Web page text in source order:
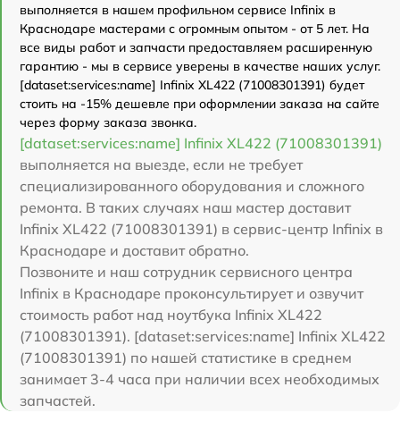
выполняется в нашем профильном сервисе Infinix в
Краснодаре мастерами с огромным опытом - от 5 лет. На
все виды работ и запчасти предоставляем расширенную
гарантию - мы в сервисе уверены в качестве наших услуг.
[dataset:services:name] Infinix XL422 (71008301391) будет
стоить на -15% дешевле при оформлении заказа на сайте
через форму заказа звонка.
[dataset:services:name] Infinix XL422 (71008301391)
выполняется на выезде, если не требует
специализированного оборудования и сложного
ремонта. В таких случаях наш мастер доставит
Infinix XL422 (71008301391) в сервис-центр Infinix в
Краснодаре и доставит обратно.
Позвоните и наш сотрудник сервисного центра
Infinix в Краснодаре проконсультирует и озвучит
стоимость работ над ноутбука Infinix XL422
(71008301391). [dataset:services:name] Infinix XL422
(71008301391) по нашей статистике в среднем
занимает 3-4 часа при наличии всех необходимых
запчастей.